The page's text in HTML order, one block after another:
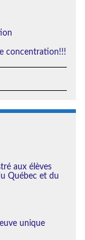
concentration!!!
aux élèves
Québec et du
unique